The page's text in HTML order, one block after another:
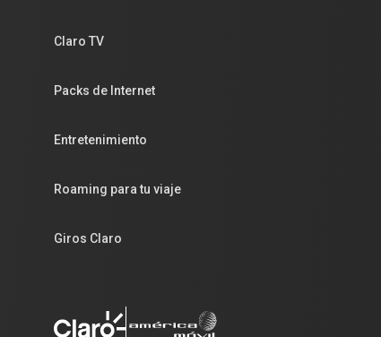
Claro TV
Packs de Internet
Entretenimiento
Roaming para tu viaje
Giros Claro